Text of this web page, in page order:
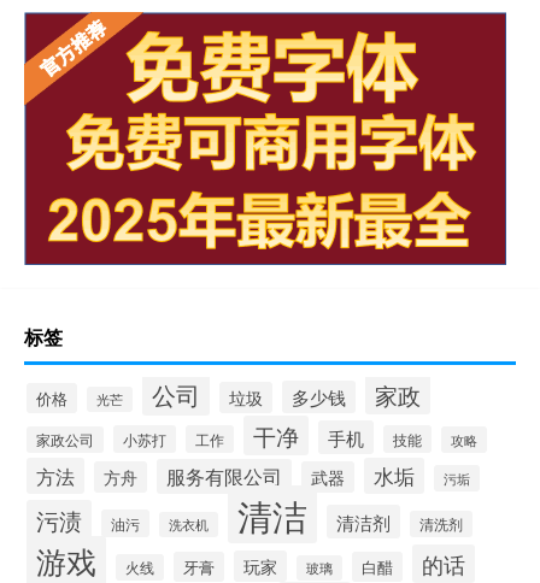
标签
价格 光芒 公司 垃圾 多少钱 家政
家政公司 小苏打 工作 干净 手机 技能 攻略
方法 方舟 服务有限公司 武器 水垢 污垢
污渍 油污 洗衣机 清洁 清洁剂 清洗剂
游戏 火线 牙膏 玩家 玻璃 白醋 的话